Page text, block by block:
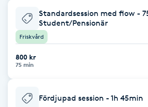
Celluliter
Coachning
Standardsession med flow -
Student/Pensionär
Friskvård
800 kr
75 min
Fördjupad session - 1h 45min